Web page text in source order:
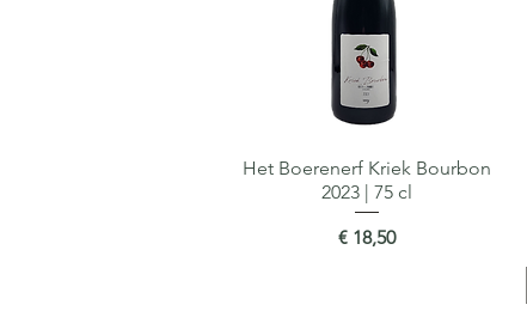
Snel overzicht
Het Boerenerf Kriek Bourbon
2023 | 75 cl
Prijs
€ 18,50